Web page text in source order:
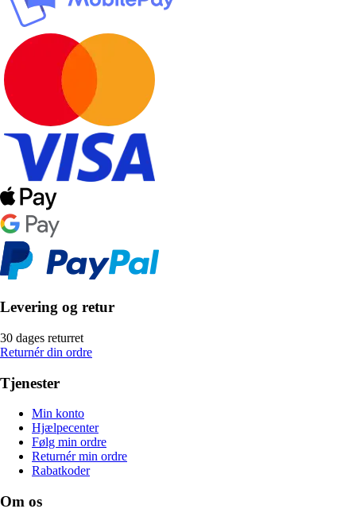
Levering og retur
30 dages returret
Returnér din ordre
Tjenester
Min konto
Hjælpecenter
Følg min ordre
Returnér min ordre
Rabatkoder
Om os